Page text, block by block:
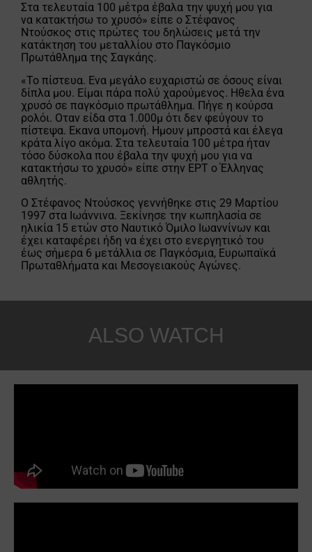
Στα τελευταία 100 μέτρα έβαλα την ψυχή μου για
να κατακτήσω το χρυσό» είπε ο Στέφανος
Ντούσκος στις πρώτες του δηλώσεις μετά την
κατάκτηση του μεταλλίου στο Παγκόσμιο
Πρωτάθλημα της Σαγκάης.
«Το πίστευα. Ενα μεγάλο ευχαριστώ σε όσους είναι
δίπλα μου. Είμαι πάρα πολύ χαρούμενος. Ηθελα ένα
χρυσό σε παγκόσμιο πρωτάθλημα. Πήγε η κούρσα
ρολόι. Οταν είδα στα 1.000μ ότι δεν φεύγουν το
πίστεψα. Εκανα υπομονή. Ημουν μπροστά και έλεγα
κράτα λίγο ακόμα. Στα τελευταία 100 μέτρα ήταν
τόσο δύσκολα που έβαλα την ψυχή μου για να
κατακτήσω το χρυσό» είπε στην ΕΡΤ ο Έλληνας
αθλητής.
Ο Στέφανος Ντούσκος γεννήθηκε στις 29 Μαρτίου
1997 στα Ιωάννινα. Ξεκίνησε την κωπηλασία σε
ηλικία 15 ετών στο Ναυτικό Όμιλο Ιωαννίνων και
έχει καταφέρει ήδη να έχει στο ενεργητικό του
έως σήμερα 6 μετάλλια σε Παγκόσμια, Ευρωπαϊκά
Πρωταθλήματα και Μεσογειακούς Αγώνες.
ALSO WATCH